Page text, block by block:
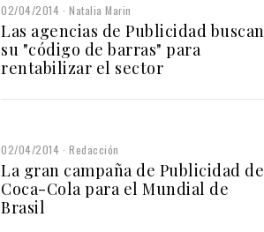
02/04/2014 Natalia Marin
Las agencias de Publicidad buscan
su "código de barras" para
rentabilizar el sector
02/04/2014 Redacción
La gran campaña de Publicidad de
Coca-Cola para el Mundial de
Brasil